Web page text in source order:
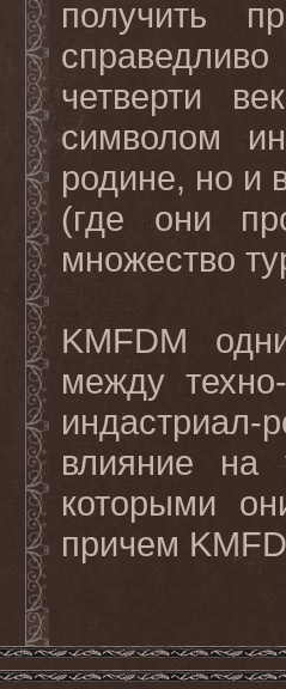
получить
четверти
символом
родине, но и
(где они
множество
KMFDM
между техно
индастриал-
влияние на
которыми
причем